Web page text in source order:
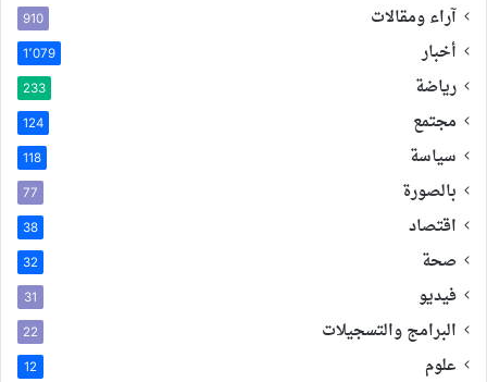
آراء ومقالات 910
أخبار 1٬079
رياضة 233
مجتمع 124
سياسة 118
بالصورة 77
اقتصاد 38
صحة 32
فيديو 31
البرامج والتسجيلات 22
علوم 12